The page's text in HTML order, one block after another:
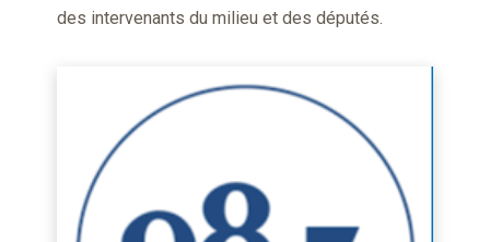
des intervenants du milieu et des députés.